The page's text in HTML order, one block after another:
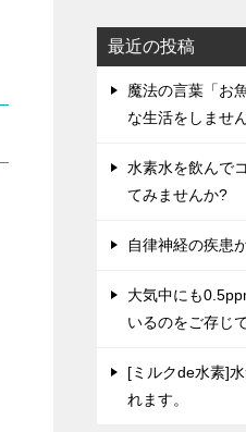
最近の投稿
魔法の言葉「お
な生活をしませ
水素水を飲んで
てみませんか?
自律神経の疾患
大気中にも
いるのをご存じ
[ミルクde水素]
れます。